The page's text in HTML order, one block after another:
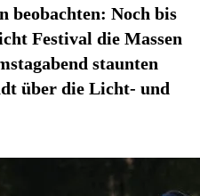
beobachten: Noch bis
Festival die Massen
staunten
über die Licht- und